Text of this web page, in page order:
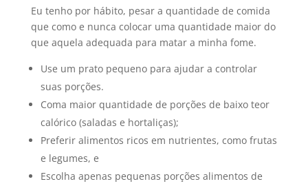
Eu tenho por hábito, pesar a quantidade de comida
que como e nunca colocar uma quantidade maior do
que aquela adequada para matar a minha fome.
Use um prato pequeno para ajudar a controlar
suas porções.
Coma maior quantidade de porções de baixo teor
calórico (saladas e hortaliças);
Preferir alimentos ricos em nutrientes, como frutas
e legumes, e
Escolha apenas pequenas porções alimentos de